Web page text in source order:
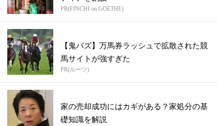
PR(FINCHI on GOETHE)
【鬼バズ】万馬券ラッシュで拡散された競
馬サイトが強すぎた
PR(ルーツ)
家の売却成功にはカギがある？家処分の基
礎知識を解説